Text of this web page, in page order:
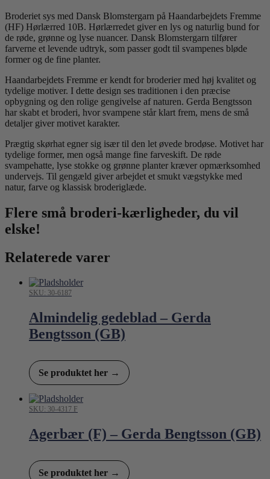
Broderiet sys med Dansk Blomstergarn på Haandarbejdets Fremme
(HF) Hørlærred 10B. Hørlærredet giver en lys og naturlig bund for
de røde, grønne og lyse nuancer. Dansk Blomstergarn tilfører
farverne et levende udtryk, som passer godt til svampenes bløde
former og de fine planter.
Haandarbejdets Fremme er kendt for broderier med høj kvalitet og
tydelige motiver. I dette design ses traditionen i den præcise
opbygning og den rolige gengivelse af naturen. Gerda Bengtsson
har skabt et broderi, hvor svampene står klart frem, mens de små
detaljer giver motivet karakter.
Prægtig skørhat egner sig især til den let øvede brodøse. Motivet har
tydelige former, men også mange fine farveskift. De røde
svampehatte, lyse stokke og grønne planter kræver opmærksomhed
undervejs. Til gengæld giver arbejdet et smukt vægstykke med
natur, farve og klassisk broderiglæde.
Flere små broderi-kærligheder, du vil
elske!
Relaterede varer
SKU: 30-6187
Almindelig gedeblad – Gerda
Bengtsson (GB)
Se produktet her →
SKU: 30-4317 F
Agerbær (F) – Gerda Bengtsson (GB)
Se produktet her →